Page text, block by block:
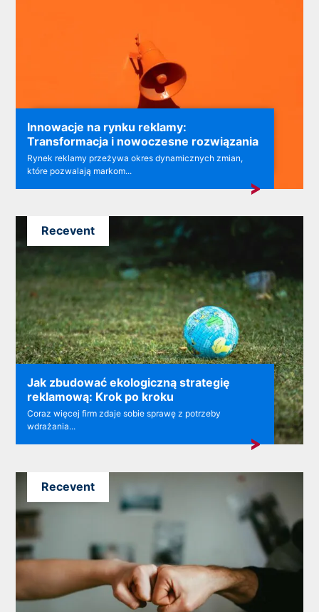
Innowacje na rynku reklamy:
Transformacja i nowoczesne rozwiązania
Rynek reklamy przeżywa okres dynamicznych zmian,
które pozwalają markom...
Jak zbudować ekologiczną strategię
reklamową: Krok po kroku
Coraz więcej firm zdaje sobie sprawę z potrzeby
wdrażania...
Recevent
Recevent